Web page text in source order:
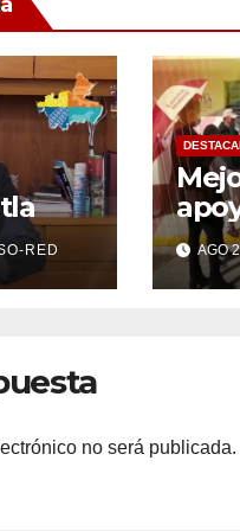
RED
EMP
AGO
no será publicada.